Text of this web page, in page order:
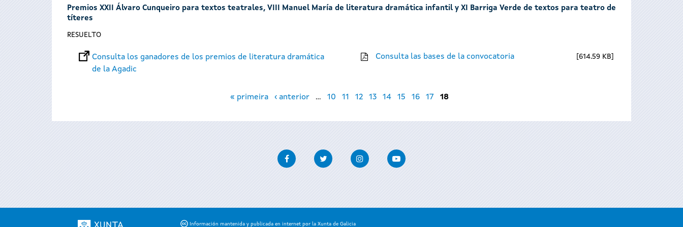
Premios XXII Álvaro Cunqueiro para textos teatrales, VIII Manuel María de literatura dramática infantil y XI Barriga Verde de textos para teatro de
títeres
RESUELTO
Consulta los ganadores de los premios de literatura dramática
de la Agadic
Consulta las bases de la convocatoria 614.59 KB
« primeira ‹ anterior … 10 11 12 13 14 15 16 17 18
FacebookTwitter InstagramYoutube
Información mantenida y publicada en internet por la Xunta de Galicia